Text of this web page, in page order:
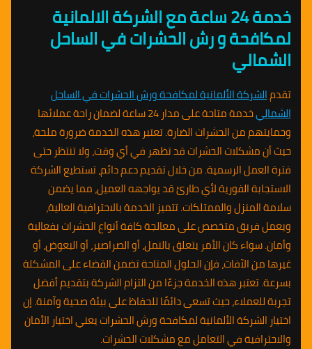
خدمة 24 ساعة مع الشركة الالمانية
لمكافحة و رش الحشرات في الساحل
الشمالي
تقدمالشركة الألمانية لمكافحة ورش الحشرات في الساحل
الشمالي
خدمة متاحة على مدار 24 ساعة لضمان راحة عملائها
وحمايتهم من الحشرات الضارة. تعتبر هذه الخدمة ضرورة ملحة،
حيث أن مشكلات الحشرات قد تظهر في أي وقت، ولا تنتظر حتى
فترة العمل الرسمية. من خلال تقديم دعم دائم، تستطيع الشركة
الاستجابة الفورية لأي طارئ قد يواجهه العميل، مما يضمن
سلامة المنزل والممتلكات. تتميز الخدمة بالاحترافية العالية،
ويعمل فريق متخصص على معالجة كافة أنواع الحشرات بفعالية
وأمان. سواء كان الأمر يتعلق بالنمل، أو الصراصير، أو البعوض، أو
غيرها من الآفات، فإن الحلول المتاحة تضمن القضاء على المشكلة
بسرعة. تعتبر هذه الخدمة جزءًا من التزام الشركة بتقديم أفضل
تجربة للعملاء، حيث تسعى دائمًا للحفاظ على بيئة صحية وآمنة. إن
اختيار الشركة الألمانية لمكافحة ورش الحشرات يعني اختيار الأمان
والاحترافية في التعامل مع مشكلات الحشرات.